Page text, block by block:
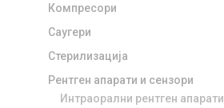
Компресори
Саугери
Стерилизација
Рентген апарати и сензори
Интраорални рентген апарати